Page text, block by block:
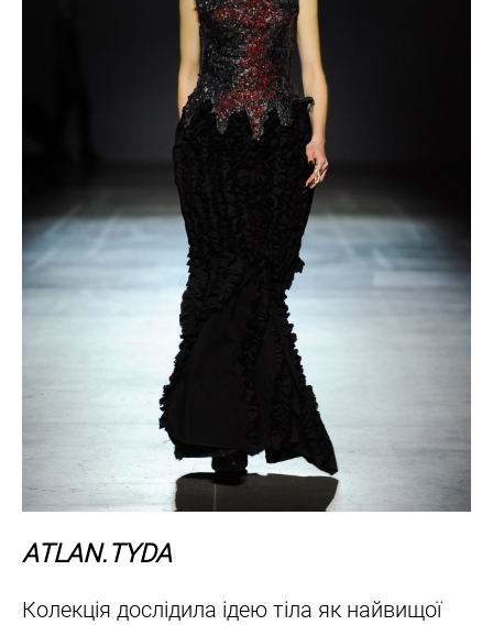
ATLAN.TYDA
Колекція дослідила ідею тіла як найвищої